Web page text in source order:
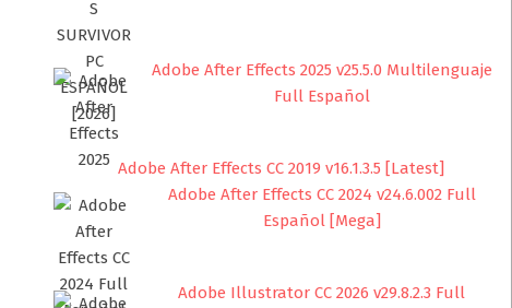
Adobe After Effects 2025 v25.5.0 Multilenguaje
Full Español
Adobe After Effects CC 2019 v16.1.3.5 [Latest]
Adobe After Effects CC 2024 v24.6.002 Full
Español [Mega]
Adobe Illustrator CC 2026 v29.8.2.3 Full